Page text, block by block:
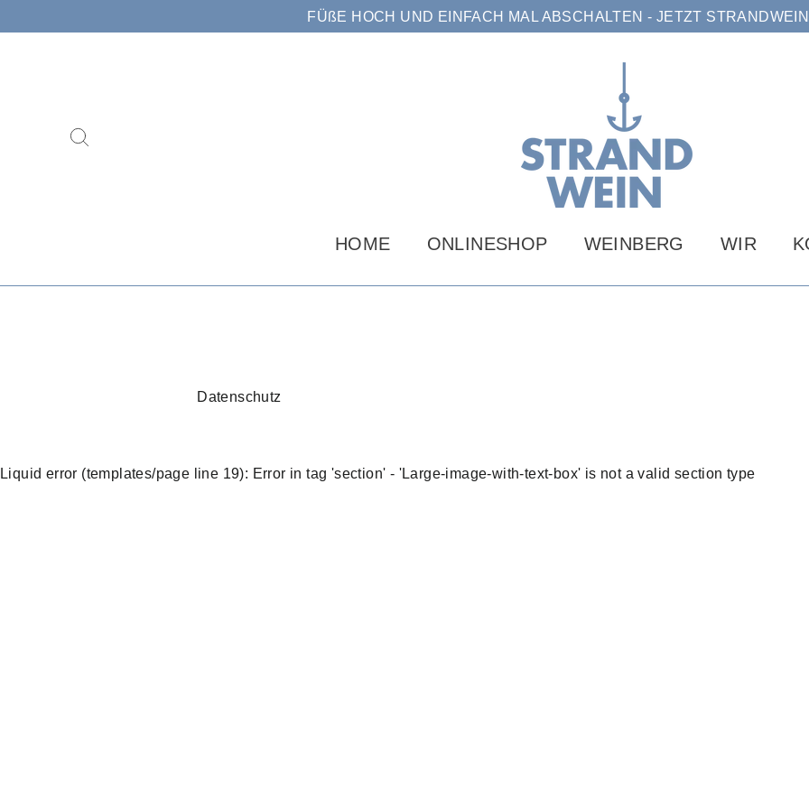
zum
FÜßE HOCH UND EINFACH MAL ABSCHALTEN - JETZT
HOME ONLINESHOP WEINBERG WIR
Datenschutz
Liquid error (templates/page line 19): Error in tag 'section' - 'Large-image-with-text-box' is not a valid section type